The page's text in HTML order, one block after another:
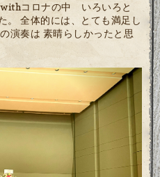
コロナの中 いろいろと
。 全体的には、とても満足し
演奏は 素晴らしかったと思